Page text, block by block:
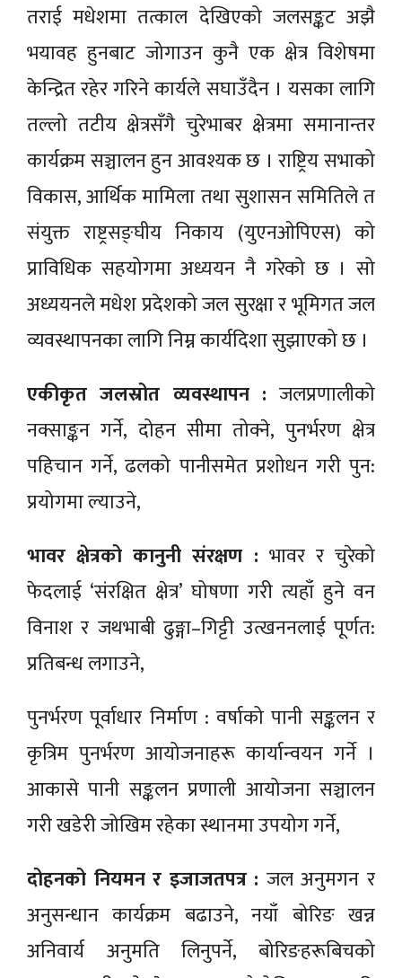
तराई मधेशमा तत्काल देखिएको जलसङ्कट अझै
भयावह हुनबाट जोगाउन कुनै एक क्षेत्र विशेषमा
केन्द्रित रहेर गरिने कार्यले सघाउँदैन । यसका लागि
तल्लो तटीय क्षेत्रसँगै चुरेभाबर क्षेत्रमा समानान्तर
कार्यक्रम सञ्चालन हुन आवश्यक छ । राष्ट्रिय सभाको
विकास, आर्थिक मामिला तथा सुशासन समितिले त
संयुक्त राष्ट्रसङ्घीय निकाय (युएनओपिएस) को
प्राविधिक सहयोगमा अध्ययन नै गरेको छ । सो
अध्ययनले मधेश प्रदेशको जल सुरक्षा र भूमिगत जल
व्यवस्थापनका लागि निम्न कार्यदिशा सुझाएको छ ।
एकीकृत जलस्रोत व्यवस्थापन : जलप्रणालीको
नक्साङ्कन गर्ने, दोहन सीमा तोक्ने, पुनर्भरण क्षेत्र
पहिचान गर्ने, ढलको पानीसमेत प्रशोधन गरी पुन:
प्रयोगमा ल्याउने,
भावर क्षेत्रको कानुनी संरक्षण : भावर र चुरेको
फेदलाई ‘संरक्षित क्षेत्र’ घोषणा गरी त्यहाँ हुने वन
विनाश र जथभाबी ढुङ्गा–गिट्टी उत्खननलाई पूर्णत:
प्रतिबन्ध लगाउने,
पुनर्भरण पूर्वाधार निर्माण : वर्षाको पानी सङ्कलन र
कृत्रिम पुनर्भरण आयोजनाहरू कार्यान्वयन गर्ने ।
आकासे पानी सङ्कलन प्रणाली आयोजना सञ्चालन
गरी खडेरी जोखिम रहेका स्थानमा उपयोग गर्ने,
दोहनको नियमन र इजाजतपत्र : जल अनुमगन र
अनुसन्धान कार्यक्रम बढाउने, नयाँ बोरिङ खन्न
अनिवार्य अनुमति लिनुपर्ने, बोरिङहरूबिचको